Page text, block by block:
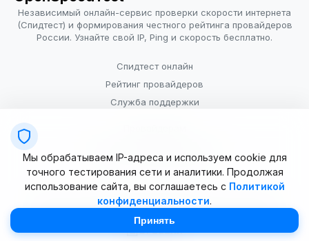
Независимый онлайн-сервис проверки скорости интернета
(Спидтест) и формирования честного рейтинга провайдеров
России. Узнайте свой IP, Ping и скорость бесплатно.
Спидтест онлайн
Рейтинг провайдеров
Служба поддержки
Условия использования
© 2025–2026 OpenSpeedTest (ИП Долматова В.В.). Все права
Мы обрабатываем IP-адреса и используем cookie для
точного тестирования сети и аналитики. Продолжая
использование сайта, вы соглашаетесь с Политикой
конфиденциальности.
Принять